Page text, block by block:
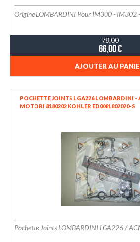
Origine LOMBARDINI Pour IM300 - IM302
78,00
66,00 €
AJOUTER AU
POCHETTE JOINTS LGA226 LOMBARDINI -
MOTORI 8180202 KOHLER ED0081802020-S
Pochette Joints LOMBARDINI LGA226 /